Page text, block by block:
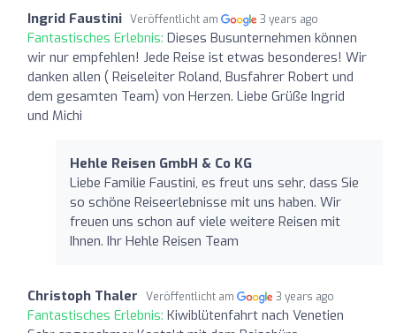
Ingrid Faustini Veröffentlicht am 3 years ago
Fantastisches Erlebnis: Dieses Busunternehmen können
wir nur empfehlen! Jede Reise ist etwas besonderes! Wir
danken allen ( Reiseleiter Roland, Busfahrer Robert und
dem gesamten Team) von Herzen. Liebe Grüße Ingrid
und Michi
Hehle Reisen GmbH & Co KG
Liebe Familie Faustini, es freut uns sehr, dass Sie
so schöne Reiseerlebnisse mit uns haben. Wir
freuen uns schon auf viele weitere Reisen mit
Ihnen. Ihr Hehle Reisen Team
Christoph Thaler Veröffentlicht am 3 years ago
Fantastisches Erlebnis: Kiwiblütenfahrt nach Venetien